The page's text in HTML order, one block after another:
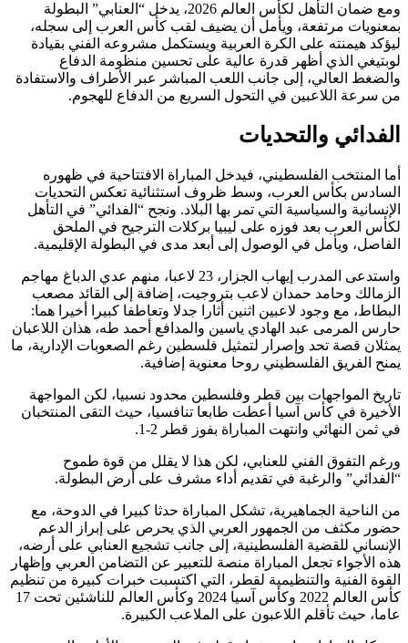
ومع ضمان التأهل لكأس العالم 2026، يدخل “العنابي” البطولة
بمعنويات مرتفعة، ويأمل أن يضيف لقب كأس العرب إلى سجله،
ليؤكد هيمنته على الكرة العربية ويستكمل مشروعه الفني بقيادة
لوبتيغي الذي أظهر قدرة عالية على تحسين منظومة الدفاع
والضغط العالي، إلى جانب اللعب المباشر عبر الأطراف والاستفادة
من سرعة اللاعبين في التحول السريع من الدفاع للهجوم.
الفدائي والتحديات
أما المنتخب الفلسطيني، فيدخل المباراة الافتتاحية في ظهوره
السادس بكأس العرب، وسط ظروف استثنائية تعكس التحديات
الإنسانية والسياسية التي تمر بها البلاد. ونجح “الفدائي” في التأهل
لكأس العرب بعد فوزه على ليبيا بركلات الترجيح في الملحق
الفاصل، ويأمل في الوصول إلى أبعد مدى في البطولة الإقليمية.
واستدعى المدرب إيهاب الجزار، 23 لاعبا، منهم عدي الدباغ مهاجم
الزمالك وحامد حمدان لاعب بتروجيت، إضافة إلى القائد مصعب
البطاط، مع وجود لاعبين اثنين أثارا جدلا وتعاطفا كبيرا أخيرا هما:
حارس المرمى عبد الهادي ياسين والمدافع أحمد طه، هذان اللاعبان
يمثلان قصة تحد وإصرار لتمثيل فلسطين رغم الصعوبات الإدارية، ما
يمنح الفريق الفلسطيني روحا معنوية إضافية.
تاريخ المواجهات بين قطر وفلسطين محدود نسبيا، لكن المواجهة
الأخيرة في كأس آسيا أعطت طابعا تنافسيا، حيث التقى المنتخبان
في ثمن النهائي وانتهت المباراة بفوز قطر 2-1.
ورغم التفوق الفني للعنابي، لكن هذا لا يقلل من قوة طموح
“الفدائي” والرغبة في تقديم أداء مشرف على أرض البطولة.
من الناحية الجماهيرية، تشكل المباراة حدثا كبيرا في الدوحة، مع
حضور مكثف من الجمهور العربي الذي يحرص على إبراز الدعم
الإنساني للقضية الفلسطينية، إلى جانب تشجيع العنابي على أرضه،
هذه الأجواء تجعل المباراة منصة للتعبير عن التضامن العربي وإظهار
القوة الفنية والتنظيمية لقطر، التي اكتسبت خبرات كبيرة من تنظيم
كأس العالم 2022 وكأس آسيا 2024 وكأس العالم للناشئين تحت 17
عاما، حيث تأقلم اللاعبون على الملاعب الكبيرة.